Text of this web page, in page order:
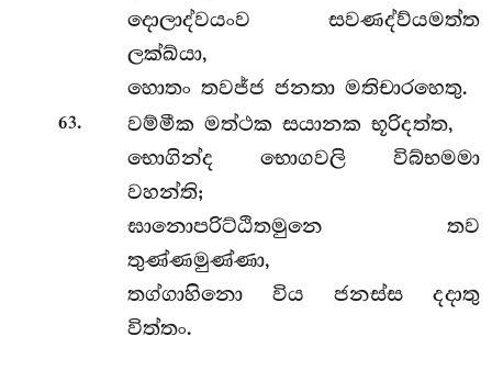
දොලාද්වයංව සවණද්ව්යමත්ත
ලක්ඛ්යා,
හොතං තවජ්ජ ජනතා මතිචාරහෙතු.
63.
වම්මීක මත්ථක සයානක භූරිදත්ත,
භොගින්ද භොගවලි විබ්භමමා
වහන්ති;
ඝානොපරිට්ඨිතමුනෙ තව
තුණ්ණමුණ්ණා,
තග්ගාහිනො විය ජනස්ස දදාතු
විත්තං.